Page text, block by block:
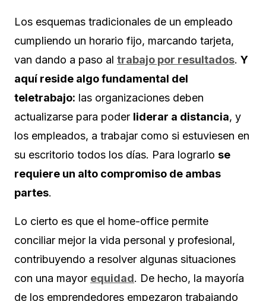
Los esquemas tradicionales de un empleado
cumpliendo un horario fijo, marcando tarjeta,
van dando a paso al trabajo por resultados. Y
aquí reside algo fundamental del
teletrabajo: las organizaciones deben
actualizarse para poder liderar a distancia, y
los empleados, a trabajar como si estuviesen en
su escritorio todos los días. Para lograrlo se
requiere un alto compromiso de ambas
partes.
Lo cierto es que el home-office permite
conciliar mejor la vida personal y profesional,
contribuyendo a resolver algunas situaciones
con una mayor equidad. De hecho, la mayoría
de los emprendedores empezaron trabajando